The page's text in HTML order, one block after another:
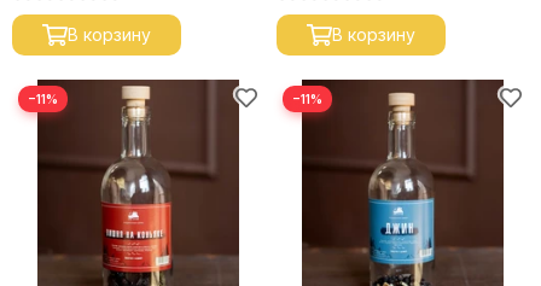
В корзину В корзину
−11% −11%